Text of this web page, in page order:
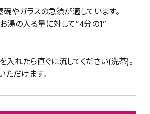
やガラスの急須が適しています。
湯の入る量に対して“4分の1”
れたら直ぐに流してください(洗茶)。
だけます。